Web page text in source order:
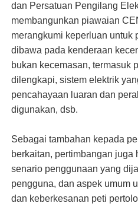
dan Persatuan Pengilang
membangunkan piawaian
merangkumi keperluan untuk
dibawa pada kenderaan
bukan kecemasan, termasuk
dilengkapi, sistem elektrik
pencahayaan luaran dan
digunakan, dsb.
Sebagai tambahan kepada
berkaitan, pertimbangan juga
senario penggunaan yang
pengguna, dan aspek umum
dan keberkesanan peti